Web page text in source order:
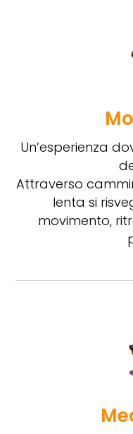
Un’esperienza
Attraverso
lenta si
movimento,